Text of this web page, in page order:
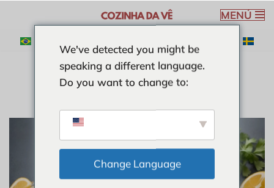
MENÚ
We've detected you might be
speaking a different language.
Do you want to change to:
Change Language